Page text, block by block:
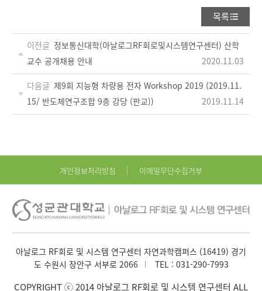
목록
이전글 정보통신대학(아날로그RF회로및시스템연구센터) 산학
교수 공개채용 안내
2020.11.03
다음글 제9회 지능형 차량용 전자 Workshop 2019 (2019.11.
15/ 반도체연구조합 9층 강당 (판교))
2019.11.14
개인정보처리방침 이메일무단수집거부
아날로그 RF회로 및 시스템 연구센터 자연과학캠퍼스 (16419) 경기
도 수원시 장안구 서부로 2066
TEL : 031-290-7993
COPYRIGHT ⓒ 2014 아날로그 RF회로 및 시스템 연구센터 ALL